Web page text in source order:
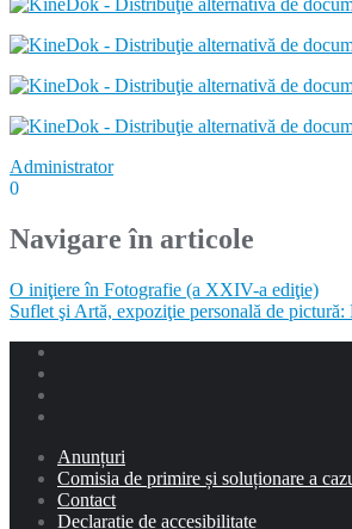
Administrator
0
Navigare în articole
O iniţiere în Fotografie (a XXIV-a ediţie)
Suflet şi Artă, expoziţie personală de
Anunțuri
Comisia de primire și soluționare a
Contact
Declarație de accesibilitate